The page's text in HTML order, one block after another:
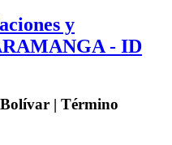
y
- ID
| Término